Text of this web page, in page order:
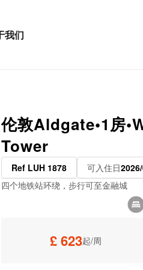
我们
伦敦Aldgate•1房
Tower
Ref LUH 1878 可入住日
四个地铁站环绕，步行可至金融城
£ 623起/周